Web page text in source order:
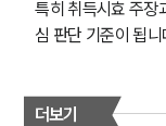
특히 취득시효 주장
심 판단 기준이 됩니
더보기